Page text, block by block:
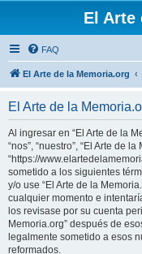
El Arte
FAQ
El Arte de la Memoria.org
El Arte de la
Al ingresar en “El Arte de la
“nos”, “nuestro”, “El Arte de la
“https://
sometido a los siguientes
y/o use “El Arte de la
cualquier momento e
los revisase por su cuenta
Memoria.org” después de
legalmente sometido a esos
reformados.